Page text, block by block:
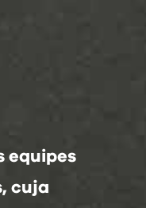
equipes
cuja